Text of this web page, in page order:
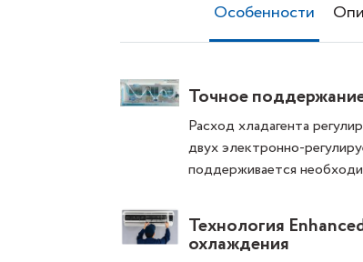
Особенности
Точное
Расход хладагента
двух электронно-
поддерживается
Технология
охлаждения